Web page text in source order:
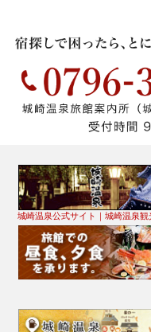
城崎温泉公式サイト｜城崎温泉観